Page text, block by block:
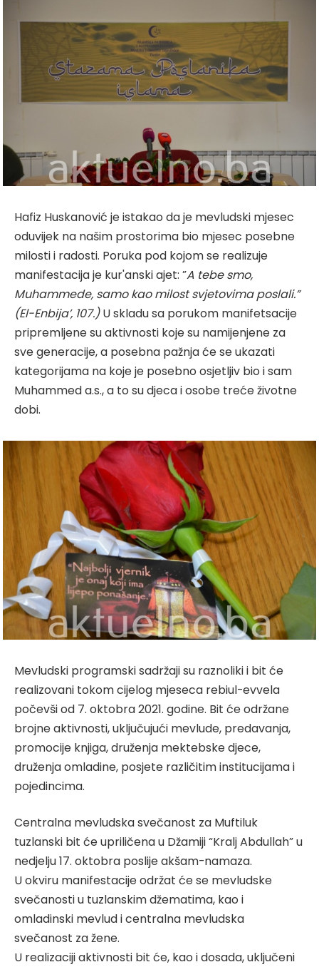
Hafiz Huskanović je istakao da je mevludski mjesec
oduvijek na našim prostorima bio mjesec posebne
milosti i radosti. Poruka pod kojom se realizuje
manifestacija je kur'anski ajet: ”A tebe smo,
Muhammede, samo kao milost svjetovima poslali.”
(El-Enbija’, 107.)U skladu sa porukom manifetsacije
pripremljene su aktivnosti koje su namijenjene za
sve generacije, a posebna pažnja će se ukazati
kategorijama na koje je posebno osjetljiv bio i sam
Muhammed a.s., a to su djeca i osobe treće životne
dobi.
Mevludski programski sadržaji su raznoliki i bit će
realizovani tokom cijelog mjeseca rebiul-evvela
počevši od 7. oktobra 2021. godine. Bit će održane
brojne aktivnosti, uključujući mevlude, predavanja,
promocije knjiga, druženja mektebske djece,
druženja omladine, posjete različitim institucijama i
pojedincima.
Centralna mevludska svečanost za Muftiluk
tuzlanski bit će upriličena u Džamiji “Kralj Abdullah” u
nedjelju 17. oktobra poslije akšam-namaza.
U okviru manifestacije održat će se mevludske
svečanosti u tuzlanskim džematima, kao i
omladinski mevlud i centralna mevludska
svečanost za žene.
U realizaciji aktivnosti bit će, kao i dosada, uključeni